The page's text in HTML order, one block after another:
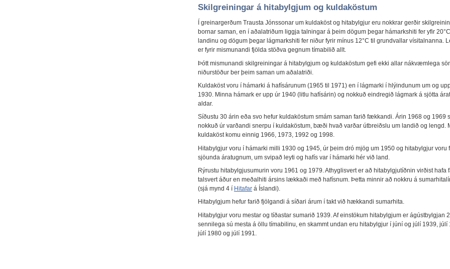
Skilgreiningar á hitabylgjum og kuldaköstum
Í greinargerðum Trausta Jónssonar um kuldaköst og hitabylgjur eru nokkrar gerðir
bornar saman, en í aðalatriðum liggja talningar á þeim dögum þegar hámarkshiti fer yfir
landinu og dögum þegar lágmarkshiti fer niður fyrir mínus 12°C til grundvallar vísitalnanna.
er fyrir mismunandi fjölda stöðva gegnum tímabilið allt.
Þótt mismunandi skilgreiningar á hitabylgjum og kuldaköstum gefi ekki allar nákvæmlega
niðurstöður ber þeim saman um aðalatriði.
Kuldaköst voru í hámarki á hafísárunum (1965 til 1971) en í lágmarki í hlýindunum um og
1930. Minna hámark er upp úr 1940 (litlu hafísárin) og nokkuð eindregið lágmark á sjötta
aldar.
Síðustu 30 árin eða svo hefur kuldaköstum smám saman farið fækkandi. Árin 1968 og 1969
nokkuð úr varðandi snerpu í kuldaköstum, bæði hvað varðar útbreiðslu um landið og lengd.
kuldaköst komu einnig 1966, 1973, 1992 og 1998.
Hitabylgjur voru í hámarki milli 1930 og 1945, úr þeim dró mjög um 1950 og hitabylgjur voru
sjöunda áratugnum, um svipað leyti og hafís var í hámarki hér við land.
Rýrustu hitabylgjusumurin voru 1961 og 1979. Athyglisvert er að hitabylgjutíðnin virðist hafa
talsvert áður en meðalhiti ársins lækkaði með hafísnum. Þetta minnir að nokkru á
(sjá mynd 4 í Hitafar á Íslandi).
Hitabylgjum hefur farið fjölgandi á síðari árum í takt við hækkandi sumarhita.
Hitabylgjur voru mestar og tíðastar sumarið 1939. Af einstökum hitabylgjum er ágústbylgjan
sennilega sú mesta á öllu tímabilinu, en skammt undan eru hitabylgjur í júní og júlí 1939, júlí
júlí 1980 og júlí 1991.